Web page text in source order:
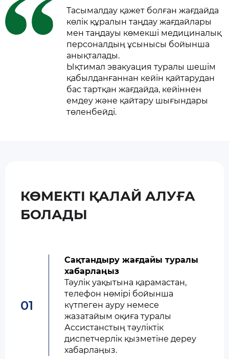
Тасымалдау қажет болған жағдайда
көлік құралын таңдау жағдайлары
мен таңдауы көмекші медициналық
персоналдың ұсынысы бойынша
анықталады.
Ықтимал эвакуация туралы шешім
қабылданғаннан кейін қайтарудан
бас тартқан жағдайда, кейіннен
емдеу және қайтару шығындары
төленбейді.
КӨМЕКТІ ҚАЛАЙ АЛУҒА
БОЛАДЫ
01
Сақтандыру жағдайы туралы
хабарлаңыз
Тәулік уақытына қарамастан,
телефон нөмірі бойынша
күтпеген ауру немесе
жазатайым оқиға туралы
Ассистанстың тәуліктік
диспетчерлік қызметіне дереу
хабарлаңыз.